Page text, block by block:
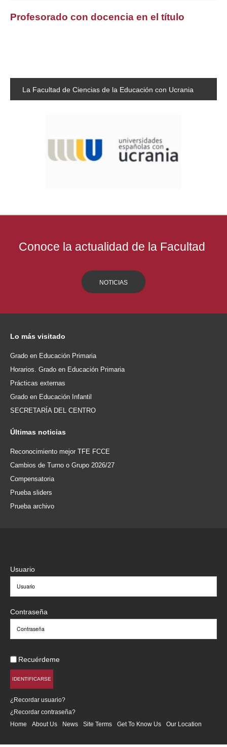
Profesorado con docencia en el título
La Facultad de Ciencias de la Educación con Ucrania
Conoce la actualidad de la Facultad
NOTICIAS
Lo más visitado
Grado en Educación Primaria
Horarios. Grado en Educación Primaria
Prácticas externas
Grado en Educación Infantil
SECRETARÍA DEL CENTRO
Últimas noticias
Reconocimiento mejor TFE FCCE
Cambios de Turno o Grupo 2026/27
Compensatoria
Prueba sliders
Prueba archivo
Usuario
Contraseña
Recuérdeme
IDENTIFICARSE
¿Recordar usuario?
¿Recordar contraseña?
Home
About Us News Site Terms Get To Know Us Our Location